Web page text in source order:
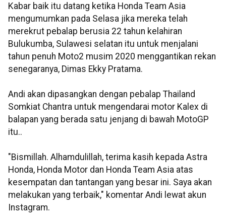
Kabar baik itu datang ketika Honda Team Asia
mengumumkan pada Selasa jika mereka telah
merekrut pebalap berusia 22 tahun kelahiran
Bulukumba, Sulawesi selatan itu untuk menjalani
tahun penuh Moto2 musim 2020 menggantikan rekan
senegaranya, Dimas Ekky Pratama.
Andi akan dipasangkan dengan pebalap Thailand
Somkiat Chantra untuk mengendarai motor Kalex di
balapan yang berada satu jenjang di bawah MotoGP
itu..
"Bismillah. Alhamdulillah, terima kasih kepada Astra
Honda, Honda Motor dan Honda Team Asia atas
kesempatan dan tantangan yang besar ini. Saya akan
melakukan yang terbaik," komentar Andi lewat akun
Instagram.